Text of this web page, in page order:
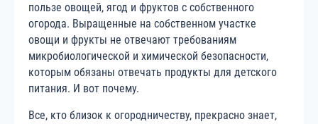
пользе овощей, ягод и фруктов с собственного
огорода. Выращенные на собственном участке
овощи и фрукты не отвечают требованиям
микробиологической и химической безопасности,
которым обязаны отвечать продукты для детского
питания. И вот почему.
Все, кто близок к огородничеству, прекрасно знает,